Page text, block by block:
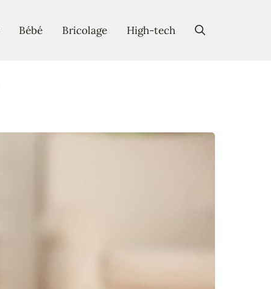
Bébé Bricolage High-tech